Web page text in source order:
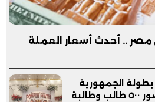
مصر .. أحدث أسعار العملة
بطولة الجمهورية